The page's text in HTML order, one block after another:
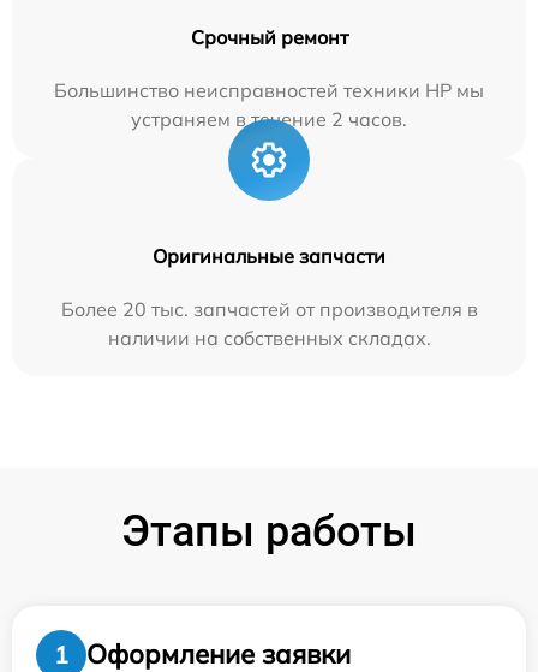
Срочный ремонт
Большинство неисправностей техники HP мы
устраняем в течение 2 часов.
Оригинальные запчасти
Более 20 тыс. запчастей от производителя в
наличии на собственных складах.
Этапы работы
1
Оформление заявки